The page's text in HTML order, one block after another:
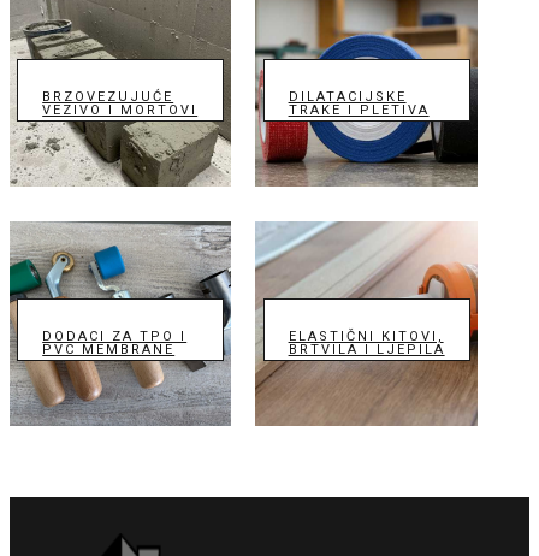
BRZOVEZUJUĆE
VEZIVO I MORTOVI
DILATACIJSKE
TRAKE I PLETIVA
DODACI ZA TPO I
PVC MEMBRANE
ELASTIČNI KITOVI,
BRTVILA I LJEPILA